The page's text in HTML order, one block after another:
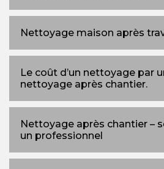
Nettoyage maison après
Le coût d’un nettoyage par
nettoyage après chantier.
Nettoyage après chantier –
un professionnel